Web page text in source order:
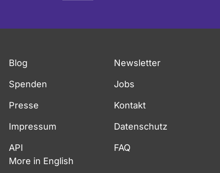
Blog Newsletter
Spenden Jobs
Presse Kontakt
Impressum Datenschutz
API
FAQ
More in English